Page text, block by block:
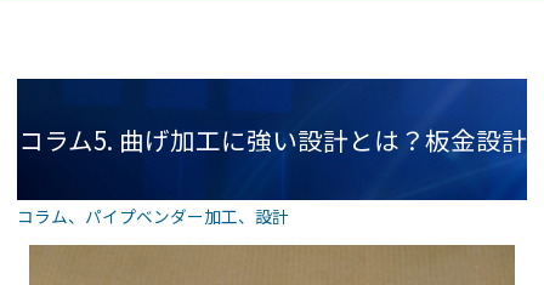
コラム5. 曲げ加工に強い設計とは？板金設計
コラム、 パイプベンダー加工、 設計